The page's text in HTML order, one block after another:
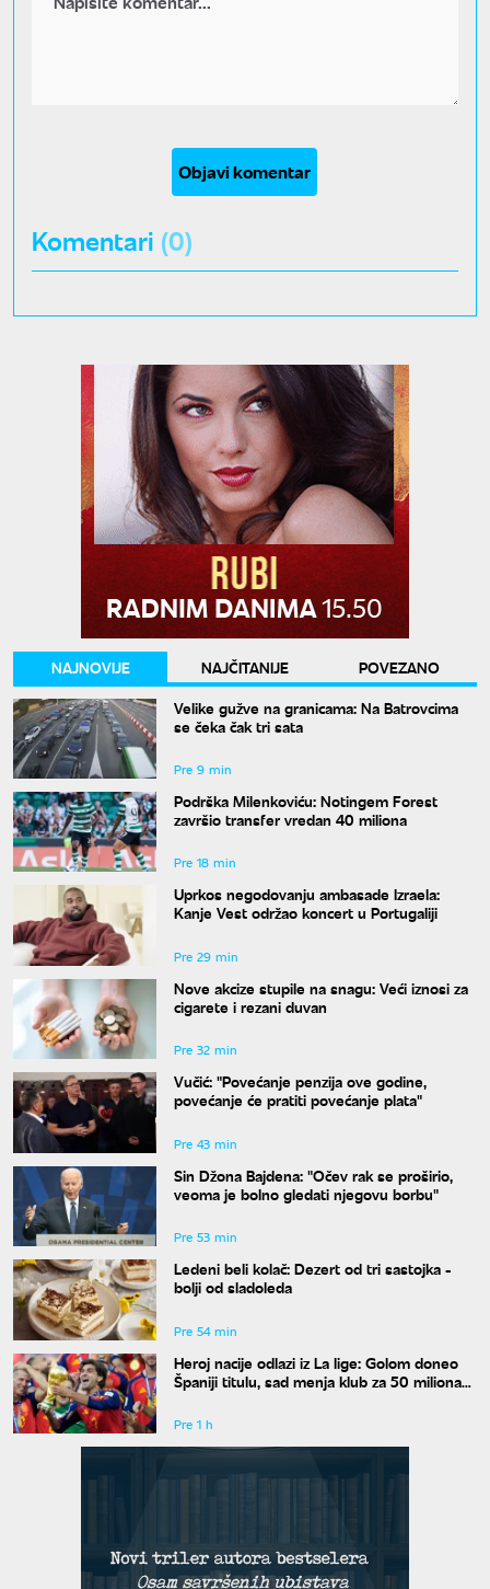
Objavi komentar
Komentari (0)
NAJNOVIJE NAJČITANIJE
POVEZANO
Velike gužve na granicama: Na Batrovcima
se čeka čak tri sata
Pre 9 min
Podrška Milenkoviću: Notingem Forest
završio transfer vredan 40 miliona
Pre 18 min
Uprkos negodovanju ambasade Izraela:
Kanje Vest održao koncert u Portugaliji
Pre 29 min
Nove akcize stupile na snagu: Veći iznosi za
cigarete i rezani duvan
Pre 32 min
Vučić: "Povećanje penzija ove godine,
povećanje će pratiti povećanje plata"
Pre 43 min
Sin Džona Bajdena: "Očev rak se proširio,
veoma je bolno gledati njegovu borbu"
Pre 53 min
Ledeni beli kolač: Dezert od tri sastojka -
bolji od sladoleda
Pre 54 min
Heroj nacije odlazi iz La lige: Golom doneo
Španiji titulu, sad menja klub za 50 miliona
Pre 1 h